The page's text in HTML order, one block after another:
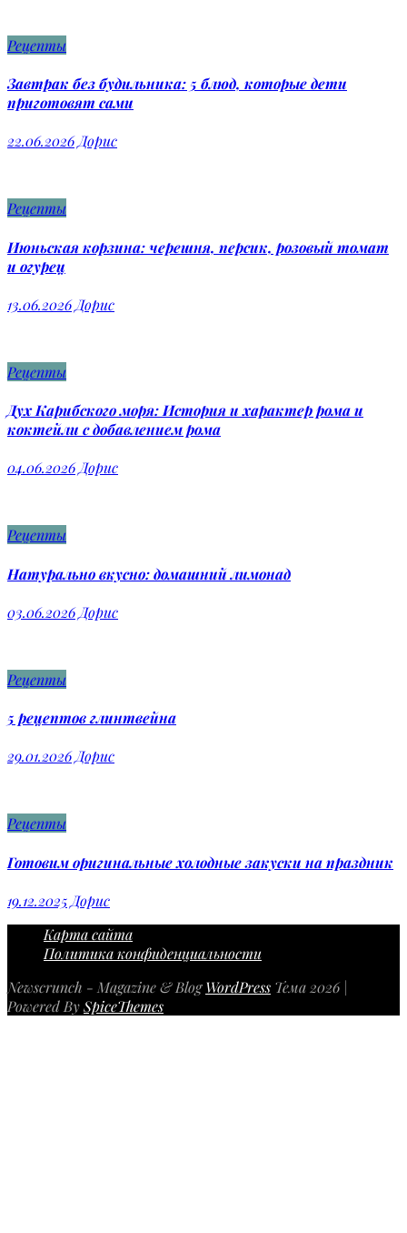
Рецепты
Завтрак без будильника: 5 блюд, которые дети
приготовят сами
22.06.2026Дорис
Рецепты
Июньская корзина: черешня, персик, розовый томат
и огурец
13.06.2026 Дорис
Рецепты
Дух Карибского моря: История и характер рома и
коктейли с добавлением рома
04.06.2026Дорис
Рецепты
Натурально вкусно: домашний лимонад
03.06.2026 Дорис
Рецепты
5 рецептов глинтвейна
29.01.2026Дорис
Рецепты
Готовим оригинальные холодные закуски на праздник
19.12.2025 Дорис
Карта сайта
Политика конфиденциальности
Newscrunch - Magazine & BlogWordPress Тема 2026 |
Powered BySpiceThemes